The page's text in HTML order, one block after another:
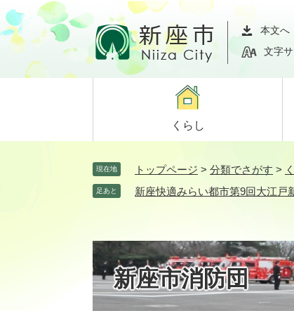
ペ
ー
ジ
メ
ニ
ュ
て
本文へ
文字
くらし
現在地 トップページ > 分類でさがす >
足あと 新座快適みらい都市第9回大江戸
新座市消防団